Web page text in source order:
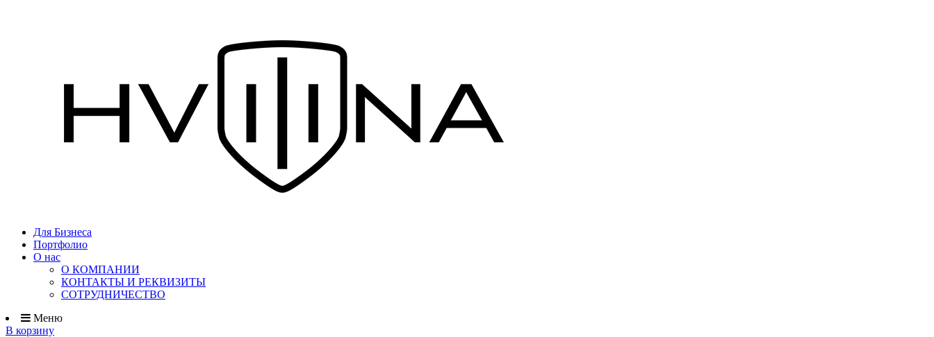
Для Бизнеса
Портфолио
О нас
О КОМПАНИИ
КОНТАКТЫ И РЕКВИЗИТЫ
СОТРУДНИЧЕСТВО
Меню
В корзину